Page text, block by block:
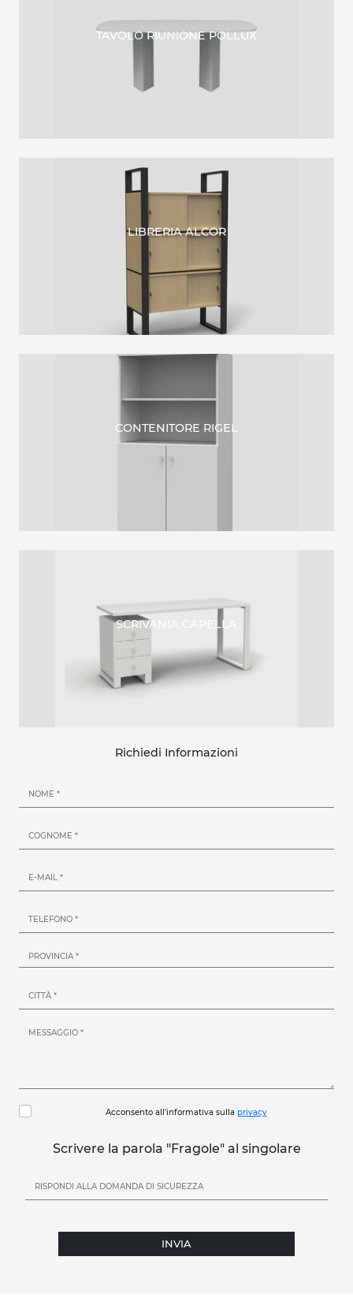
TAVOLO RIUNIONE POLLUX
LIBRERIA ALCOR
CONTENITORE RIGEL
SCRIVANIA CAPELLA
Richiedi Informazioni
Acconsento all'informativa sulla privacy
Scrivere la parola "Fragole" al singolare
INVIA